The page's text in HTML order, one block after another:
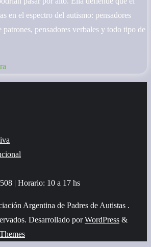
en el espectro del autismo: pensadores
patrones, pensadores verbales y todo tipo de
| Horario: 10 a 17 hs
Argentina de Padres de Autistas .
Desarrollado porWordPress &